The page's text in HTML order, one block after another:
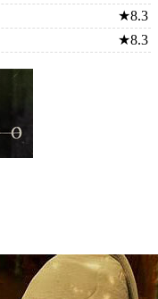
★8.3
★8.3